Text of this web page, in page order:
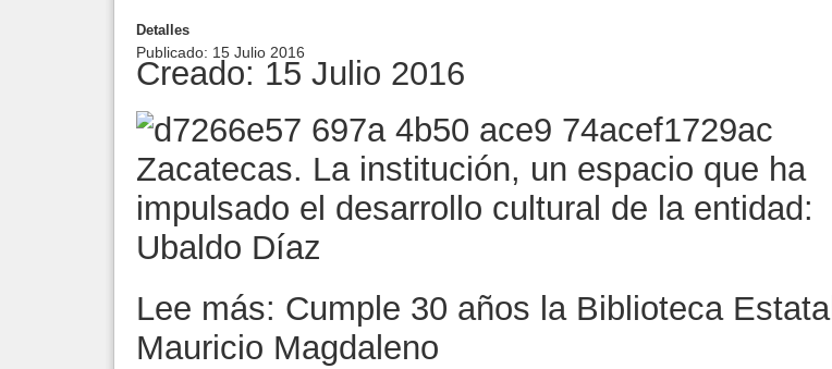
Detalles
Publicado: 15 Julio 2016
Creado: 15 Julio 2016
Zacatecas. La institución, un espacio que ha
impulsado el desarrollo cultural de la entidad:
Ubaldo Díaz
Lee más: Cumple 30 años la Biblioteca Estatal
Mauricio Magdaleno